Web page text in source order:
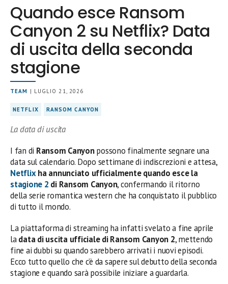
Quando esce Ransom
Canyon 2 su Netflix? Data
di uscita della seconda
stagione
TEAM | LUGLIO 21, 2026
NETFLIX RANSOM CANYON
La data di uscita
I fan di Ransom Canyonpossono finalmente segnare una
data sul calendario. Dopo settimane di indiscrezioni e attesa,
Netflixha annunciato ufficialmente quando esce la
stagione 2 di Ransom Canyon, confermando il ritorno
della serie romantica western che ha conquistato il pubblico
di tutto il mondo.
La piattaforma di streaming ha infatti svelato a fine aprile
ladata di uscita ufficiale di Ransom Canyon 2, mettendo
fine ai dubbi su quando sarebbero arrivati i nuovi episodi.
Ecco tutto quello che c’è da sapere sul debutto della seconda
stagione e quando sarà possibile iniziare a guardarla.